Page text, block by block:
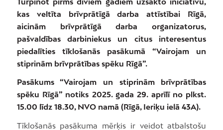
kas veltīta brīvprātīgā darba attīstībai Rīgā,
aicinām brīvprātīgā darba organizatorus,
pašvaldības darbiniekus un citus interesentus
piedalīties tīklošanās pasākumā “Vairojam un
stiprinām brīvprātības spēku Rīgā”.
Pasākums “Vairojam un stiprinām brīvprātības
spēku Rīgā” notiks 2025. gada 29. aprīlī no plkst.
15.00 līdz 18.30, NVO namā (Rīgā, Ieriķu ielā 43A).
Tīklošanās pasākuma mērķis ir veidot atbalstošu